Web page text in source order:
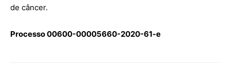
de câncer.
Processo 00600-00005660-2020-61-e